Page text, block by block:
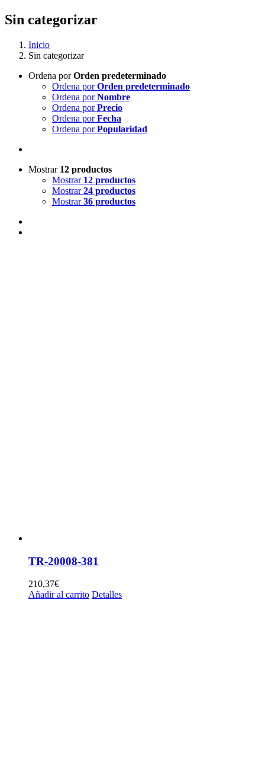
Sin categorizar
Inicio
Sin categorizar
Ordena porOrden predeterminado
Ordena porOrden predeterminado
Ordena porNombre
Ordena porPrecio
Ordena porFecha
Ordena porPopularidad
Mostrar 12 productos
Mostrar 12 productos
Mostrar24 productos
Mostrar36 productos
TR-20008-381
210,37€
Añadir al carrito Detalles